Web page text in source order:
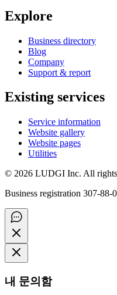
Explore
Business directory
Blog
Company
Support & report
Existing services
Service information
Website gallery
Website pages
Utilities
© 2026 LUDGI Inc. All rights
Business registration 307-
내 문의함